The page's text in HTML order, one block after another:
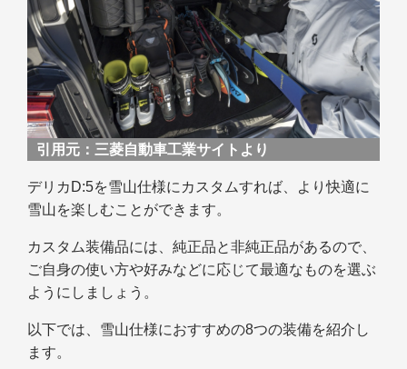
引用元： 三菱自動車工業サイトより
デリカD:5を雪山仕様にカスタムすれば、より快適に
雪山を楽しむことができます。
カスタム装備品には、純正品と非純正品があるので、
ご自身の使い方や好みなどに応じて最適なものを選ぶ
ようにしましょう。
以下では、雪山仕様におすすめの8つの装備を紹介し
ます。